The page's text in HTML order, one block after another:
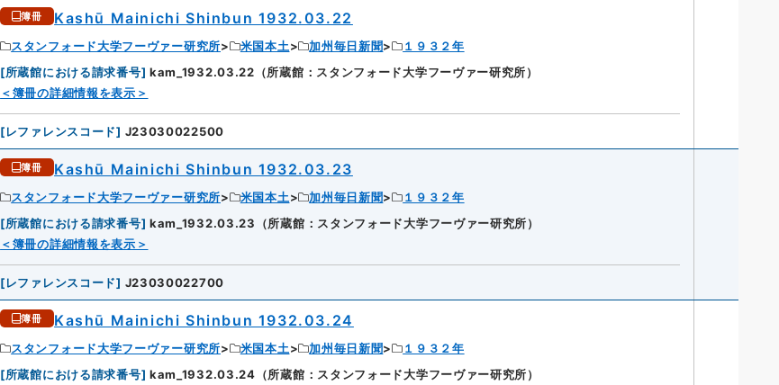
簿冊 Kashū Mainichi Shinbun 1932.03.22
スタンフォード大学フーヴァー研究所 米国本土 加州毎日新聞
１９３２年
[所蔵館における請求番号] kam_1932.03.22（所蔵館：スタンフォード大学フーヴァー研究所）
＜簿冊の詳細情報を表示＞
[レファレンスコード] J23030022500
簿冊 Kashū Mainichi Shinbun 1932.03.23
スタンフォード大学フーヴァー研究所 米国本土 加州毎日新聞
１９３２年
[所蔵館における請求番号] kam_1932.03.23（所蔵館：スタンフォード大学フーヴァー研究所）
＜簿冊の詳細情報を表示＞
[レファレンスコード] J23030022700
簿冊 Kashū Mainichi Shinbun 1932.03.24
スタンフォード大学フーヴァー研究所 米国本土 加州毎日新聞
１９３２年
[所蔵館における請求番号] kam_1932.03.24（所蔵館：スタンフォード大学フーヴァー研究所）